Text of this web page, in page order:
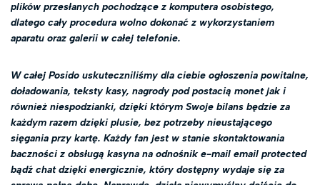
plików przesłanych pochodzące z komputera osobistego,
dlatego cały procedura wolno dokonać z wykorzystaniem
aparatu oraz galerii w całej telefonie.
W całej Posido uskuteczniliśmy dla ciebie ogłoszenia powitalne,
doładowania, teksty kasy, nagrody pod postacią monet jak i
również niespodzianki, dzięki którym Swoje bilans będzie za
każdym razem dzięki plusie, bez potrzeby nieustającego
sięgania przy kartę. Każdy fan jest w stanie skontaktowania
baczności z obsługą kasyna na odnośnik e-mail email protected
bądź chat dzięki energicznie, który dostępny wydaje się za